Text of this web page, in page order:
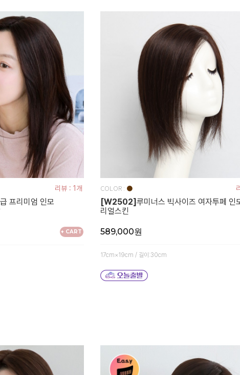
리뷰 : 1개
프리미엄 인모
+ CART
COLOR : ●
[W2502]루미너스 빅사이즈 여자투페
리얼스킨
589,000원
17cm×19cm / 길이:30cm